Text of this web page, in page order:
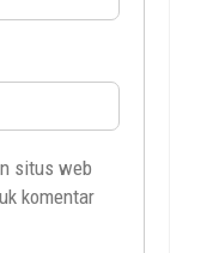
situs web
komentar